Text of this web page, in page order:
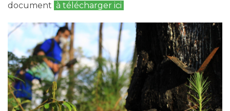
document à télécharger ici